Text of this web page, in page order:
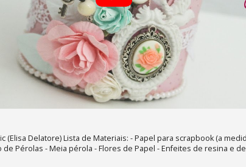
(Elisa Delatore) Lista de Materiais: - Papel para scrapbook (a
de Pérolas - Meia pérola - Flores de Papel - Enfeites de resina e